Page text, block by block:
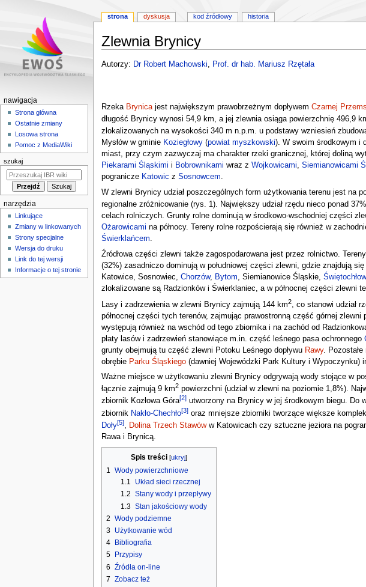
Zlewnia Brynicy
Przejdź
Przejdź
Autorzy: Dr Robert Machowski
Prof. dr hab. Mariusz Rzętała
Rzeka Brynicajest największym prawobrzeżnym dopływem Czarnej
długość Brynicy wynosi 54,9 km, a jej zlewnia osiąga powierzchnię 496,9
zlokalizowanych na wysokości 340 m n.p.m. u podstawy wzniesień
Mysłów w gminie Koziegłowy(powiat myszkowski). W swoim środkowym i
miast, przy czym zazwyczaj ma charakter rzeki granicznej, której doliną
Piekarami Śląskimi i Bobrownikami wraz z Wojkowicami, Siemianowicami
pogranicze Katowic z Sosnowcem.
W zlewni Brynicy udział poszczególnych form użytkowania terenu jest na
regionalne zróżnicowanie (rys. 1). Największy udział rzędu nieco ponad
celach rolniczych. Grunty rolne dominują w środkowo-wschodniej części
Ożarowicami na północy. Tereny rolne rozpościerają się również w
Świerklańcem
Źródłowa części zlewni także zagospodarowana jest przez rolnictwo.
(32%) zasadniczo dominują w południowej części zlewni, gdzie znajdują
Katowice, Sosnowiec, Chorzów, Bytom, Siemianowice Śląskie,
zlokalizowane są Radzionków i Świerklaniec, a w północnej części zlewni
Lasy i zadrzewienia w zlewni Brynicy zajmują 144 km2, co stanowi udział
północnej części tych terenów, zajmując prawostronną część górnej zlewni
występują również na wschód od tego zbiornika i na zachód od
płaty lasów i zadrzewień stanowiące m.in. część leśnego pasa ochronnego
grunty obejmują tu część zlewni Potoku Leśnego dopływu Rawy.
obrębie Parku Śląskiego(dawniej Wojewódzki Park Kultury i Wypoczynku)
Ważne miejsce w użytkowaniu zlewni Brynicy odgrywają wody stojące w
łącznie zajmują 9 km2powierzchni (udział w zlewni na poziomie 1,8%).
zbiornik Kozłowa Góra[2]utworzony na Brynicy w jej środkowym biegu. Do
zbiornik Nakło-Chechło[3]oraz mniejsze zbiorniki tworzące większe
Doły[5], Dolina Trzech Stawóww Katowicach czy sztuczne jeziora na
Rawa i Brynicą.
Spis treści
1 Wody powierzchniowe
1.1
Układ sieci rzecznej
1.2 Stany wody i przepływy
1.3 Stan jakościowy wody
2 Wody podziemne
3 Użytkowanie wód
4
Bibliografia
5
Przypisy
6 Źródła on-line
7 Zobacz też
M
n
a
w
i
g
strona dyskusja kod źródłowy historia
nawigacja
Strona główna
Ostatnie zmiany
Losowa strona
Pomoc z MediaWiki
szukaj
narzędzia
Linkujące
Zmiany w linkowanych
Strony specjalne
Wersja do druku
Link do tej wersji
Informacje o tej stronie